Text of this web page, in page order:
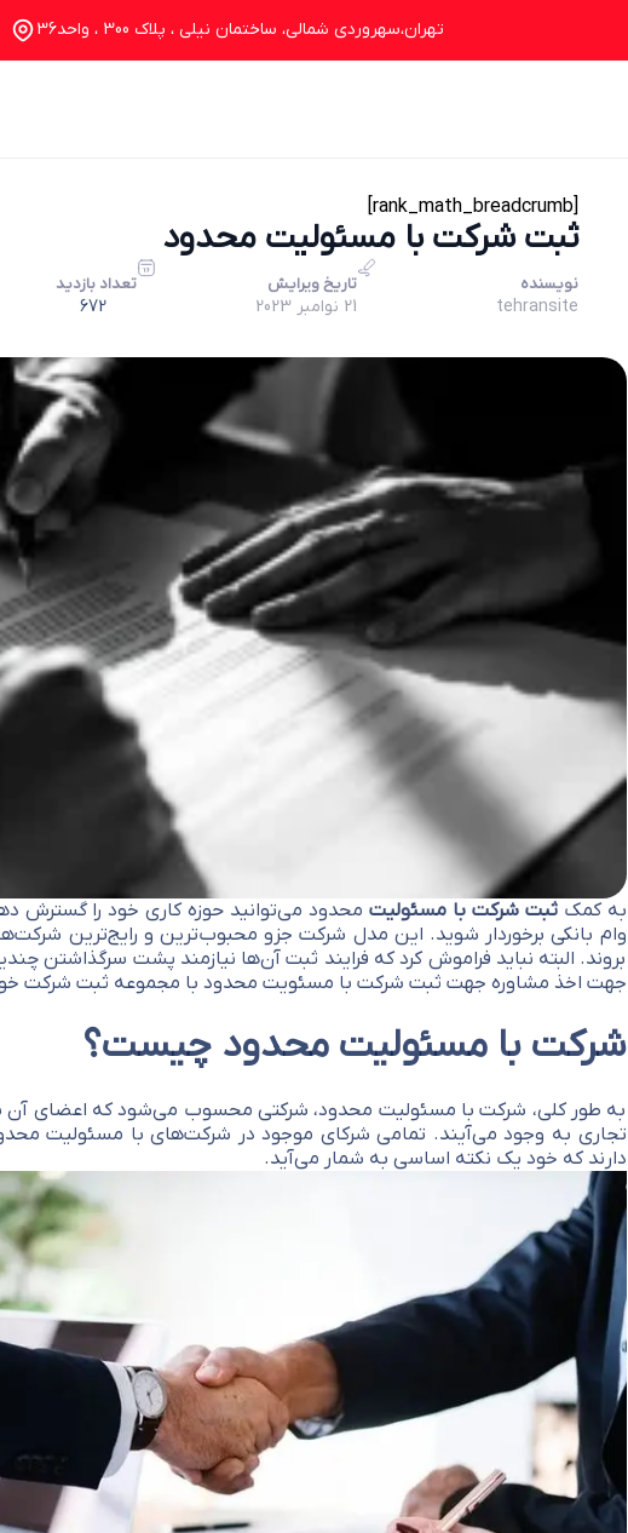
تهران،سهروردی شمالی، ساختمان نیلی ، پلاک 300 ، واحد36
[rank_math_breadcrumb]
ثبت شرکت با مسئولیت محدود
نویسنده
tehransite
تاریخ ویرایش
21 نوامبر 2023
تعداد بازدید
672
به کمکثبت شرکت با مسئولیت محدود می‌توانید حوزه کاری خود را گسترش
وام بانکی برخوردار شوید. این مدل شرکت جزو محبوب‌ترین و رایج‌ترین
بروند. البته نباید فراموش کرد که فرایند ثبت آن‌ها نیازمند پشت
جهت اخذ مشاوره جهت ثبت شرکت با مسئویت محدود با مجموعه ثبت شرکت
شرکت با مسئولیت محدود چیست؟
به طور کلی، شرکت با مسئولیت محدود، شرکتی محسوب می‌شود که اعضای آن
تجاری به وجود می‌آيند. تمامی شرکای موجود در شرکت‌های با مسئولیت
دارند که خود یک نکته اساسی به شمار می‌آيد.